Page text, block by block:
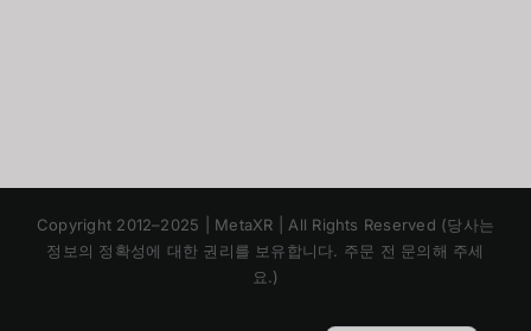
Copyright 2012–2025 | MetaXR | All Rights Reserved (당사는
정보의 정확성에 대한 권리를 보유합니다. 주문 전 문의해 주세
요.)
Chinese